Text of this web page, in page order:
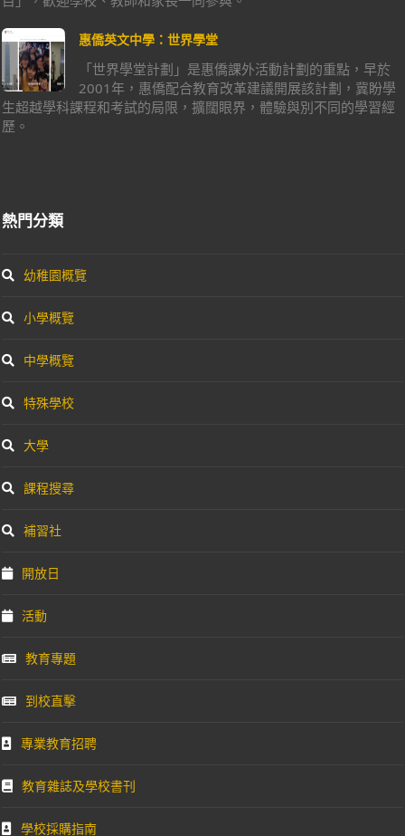
惠僑英文中學：世界學堂
「世界學堂計劃」是惠僑課外活動計劃的重點，早於
2001年，惠僑配合教育改革建議開展該計劃，冀盼學
生超越學科課程和考試的局限，擴闊眼界，體驗與別不同的學習經
歷。
熱門分類
幼稚園概覽
小學概覽
中學概覽
特殊學校
大學
課程搜尋
補習社
開放日
活動
教育專題
到校直擊
專業教育招聘
教育雜誌及學校書刊
學校採購指南